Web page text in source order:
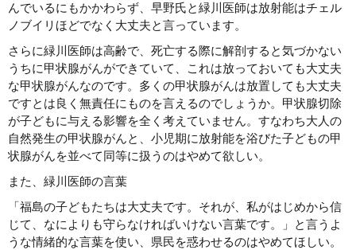
んでいるにもかかわらず、早野氏と緑川医師は放射能はチェル
ノブイリほどでなく大丈夫と言っています。
さらに緑川医師は高齢で、死亡する際に解剖すると気づかない
うちに甲状腺がんができていて、これは放っておいても大丈夫
な甲状腺がんなのです。多くの甲状腺がんは放置しても大丈夫
ですとは良く無責任にものを言えるのでしょうか。甲状腺切除
が子どもに与える影響を全く考えていません。すなわち大人の
自然発生の甲状腺がんと、小児期に放射能を浴びた子どもの甲
状腺がんを並べて同等に扱うのはやめて欲しい。
また、緑川医師の言葉
「福島の子どもたちは大丈夫です。それが、私がはじめから信
じて、なによりも守らなければいけない言葉です。」と言うよ
うな情緒的な言葉を使い、県民を惑わせるのはやめてほしい。